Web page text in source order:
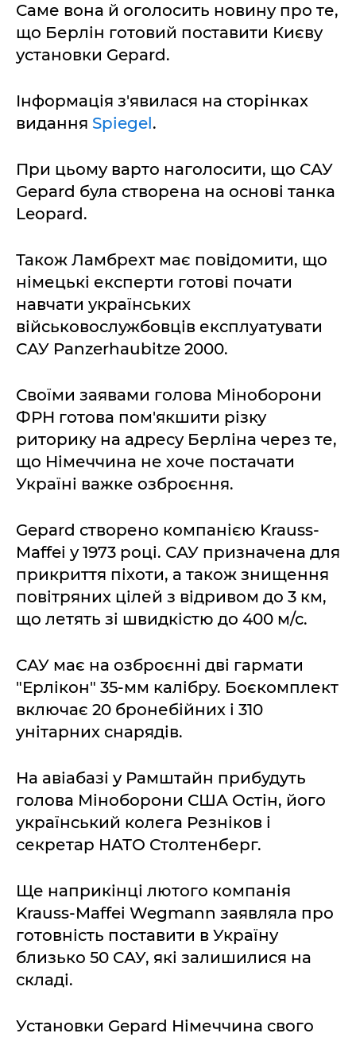
Саме вона й оголосить новину про те,
що Берлін готовий поставити Києву
установки Gepard.
Інформація з'явилася на сторінках
видання Spiegel.
При цьому варто наголосити, що САУ
Gepard була створена на основі танка
Leopard.
Також Ламбрехт має повідомити, що
німецькі експерти готові почати
навчати українських
військовослужбовців експлуатувати
САУ Panzerhaubitze 2000.
Своїми заявами голова Міноборони
ФРН готова пом'якшити різку
риторику на адресу Берліна через те,
що Німеччина не хоче постачати
Україні важке озброєння.
Gepard створено компанією Krauss-
Maffei у 1973 році. САУ призначена для
прикриття піхоти, а також знищення
повітряних цілей з відривом до 3 км,
що летять зі швидкістю до 400 м/с.
САУ має на озброєнні дві гармати
"Ерлікон" 35-мм калібру. Боєкомплект
включає 20 бронебійних і 310
унітарних снарядів.
На авіабазі у Рамштайн прибудуть
голова Міноборони США Остін, його
український колега Резніков і
секретар НАТО Столтенберг.
Ще наприкінці лютого компанія
Krauss-Maffei Wegmann заявляла про
готовність поставити в Україну
близько 50 САУ, які залишилися на
складі.
Установки Gepard Німеччина свого